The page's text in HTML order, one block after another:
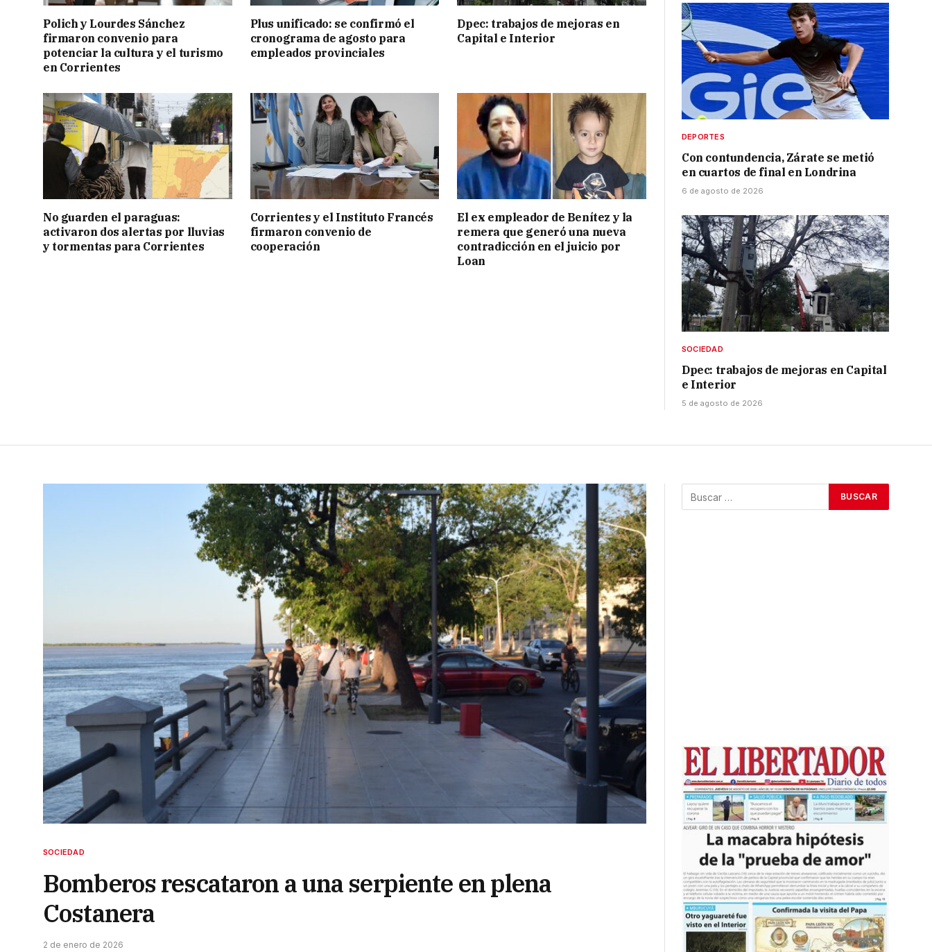
Polich y Lourdes Sánchez
firmaron convenio para
potenciar la cultura y el turismo
en Corrientes
Plus unificado: se confirmó el
cronograma de agosto para
empleados provinciales
Dpec: trabajos de mejoras en
Capital e Interior
No guarden el paraguas:
activaron dos alertas por lluvias
y tormentas para Corrientes
Corrientes y el Instituto Francés
firmaron convenio de
cooperación
El ex empleador de Benítez y la
remera que generó una nueva
contradicción en el juicio por
Loan
DEPORTES
Con contundencia, Zárate se metió
en cuartos de final en Londrina
6 de agosto de 2026
SOCIEDAD
Dpec: trabajos de mejoras en Capital
e Interior
5 de agosto de 2026
SOCIEDAD
Bomberos rescataron a una serpiente en plena
Costanera
2 de enero de 2026